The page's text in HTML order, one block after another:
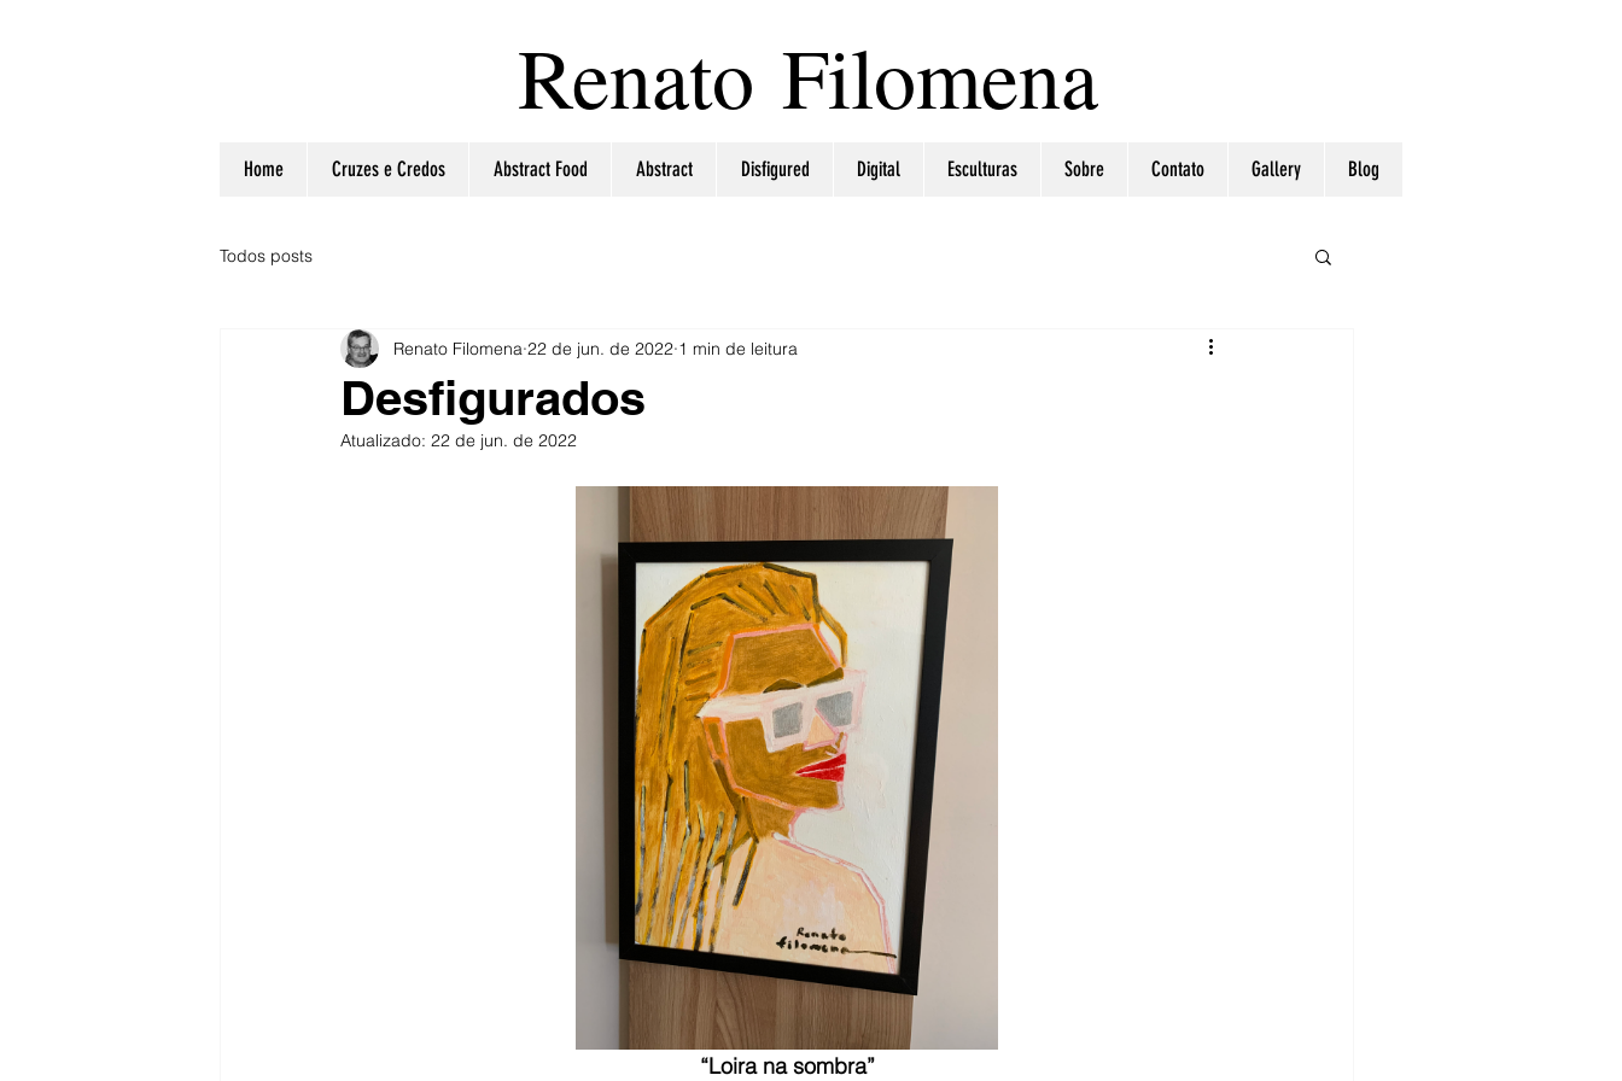
Renato Filomena
Home Cruzes e Credos Abstract Food Abstract Disfigured Digital Esculturas Sobre Contato Gallery Blog
Todos posts
Desfigurados
Renato Filomena 22 de jun. de 2022 1 min de leitura
Atualizado: 22 de jun. de 2022
“Loira na sombra”